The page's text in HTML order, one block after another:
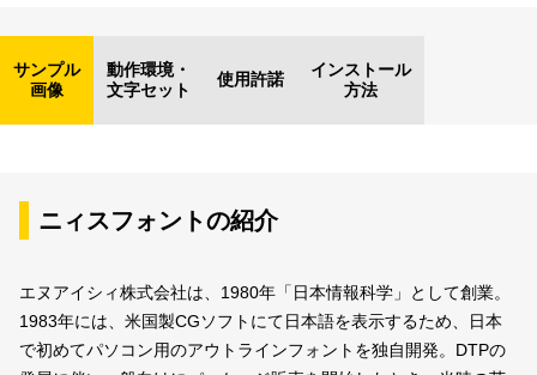
サンプル
画像
動作環境・
文字セット
使用許諾
インストール
方法
ニィスフォントの紹介
エヌアイシィ株式会社は、1980年「日本情報科学」として創業。
1983年には、米国製CGソフトにて日本語を表示するため、日本
で初めてパソコン用のアウトラインフォントを独自開発。DTPの